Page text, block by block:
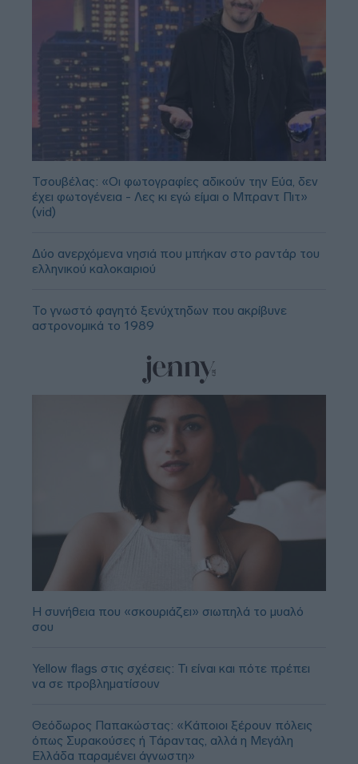
Τσουβέλας: «Οι φωτογραφίες αδικούν την Εύα, δεν
έχει φωτογένεια - Λες κι εγώ είμαι ο Μπραντ Πιτ»
(vid)
Δύο ανερχόμενα νησιά που μπήκαν στο ραντάρ του
ελληνικού καλοκαιριού
Το γνωστό φαγητό ξενύχτηδων που ακρίβυνε
αστρονομικά το 1989
Η συνήθεια που «σκουριάζει» σιωπηλά το μυαλό
σου
Yellow flags στις σχέσεις: Τι είναι και πότε πρέπει
να σε προβληματίσουν
Θεόδωρος Παπακώστας: «Κάποιοι ξέρουν πόλεις
όπως Συρακούσες ή Τάραντας, αλλά η Μεγάλη
Ελλάδα παραμένει άγνωστη»